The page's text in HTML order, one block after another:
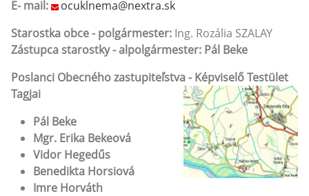
E- mail:
ocuklnema@nextra.sk
Starostka obce - polgármester: Ing. Rozália SZALAY
Zástupca starostky - alpolgármester: Pál Beke
Poslanci Obecného zastupiteľstva - Képviselő Testület
Tagjai
Pál Beke
Mgr. Erika Bekeová
Vidor Hegedűs
Benedikta Horsiová
Imre Horváth